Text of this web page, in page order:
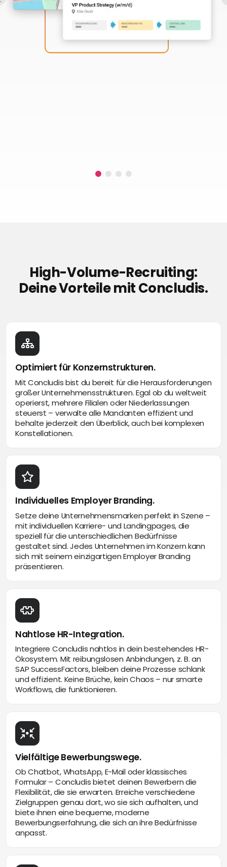
Compliance
Kontakt
Theme-
High-Volume-Recruiting:
Deine Vorteile mit Concludis.
Optimiert für Konzernstrukturen.
Mit Concludis bist du bereit für die Herausforderungen
großer Unternehmensstrukturen. Egal ob du weltweit
operierst, mehrere Filialen oder Niederlassungen
steuerst – verwalte alle Mandanten effizient und
behalte jederzeit den Überblick, auch bei komplexen
Konstellationen.
Individuelles Employer Branding.
Setze deine Unternehmensmarken perfekt in Szene –
mit individuellen Karriere- und Landingpages, die
speziell für die unterschiedlichen Bedürfnisse
gestaltet sind. Jedes Unternehmen im Konzern kann
sich mit seinem einzigartigen Employer Branding
präsentieren.
Nahtlose HR-Integration.
Integriere Concludis nahtlos in dein bestehendes HR-
Ökosystem. Mit reibungslosen Anbindungen, z. B. an
SAP SuccessFactors, bleiben deine Prozesse schlank
und effizient. Keine Brüche, kein Chaos – nur smarte
Workflows, die funktionieren.
Vielfältige Bewerbungswege.
Ob Chatbot, WhatsApp, E-Mail oder klassisches
Formular – Concludis bietet deinen Bewerbern die
Flexibilität, die sie erwarten. Erreiche verschiedene
Zielgruppen genau dort, wo sie sich aufhalten, und
biete ihnen eine bequeme, moderne
Bewerbungserfahrung, die sich an ihre Bedürfnisse
anpasst.